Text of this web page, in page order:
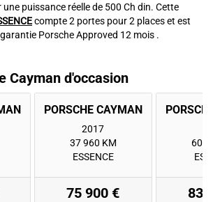
puissance réelle de 500 Ch din. Cette
compte 2 portes pour 2 places et est
Porsche Approved 12 mois .
Cayman d'occasion
PORSCHE CAYMAN PORSCHE CAYMAN
2017
37 960 KM
ESSENCE
75 900 €
60
83